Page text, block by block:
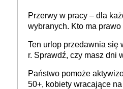
Przerwy w pracy – dla
wybranych. Kto ma
Ten urlop przedawnia się
r. Sprawdź, czy masz dni
Państwo pomoże
50+, kobiety wracające